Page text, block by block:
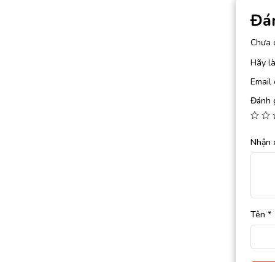
Chưa
Hãy
Email
Đánh
Nhận
Tên *